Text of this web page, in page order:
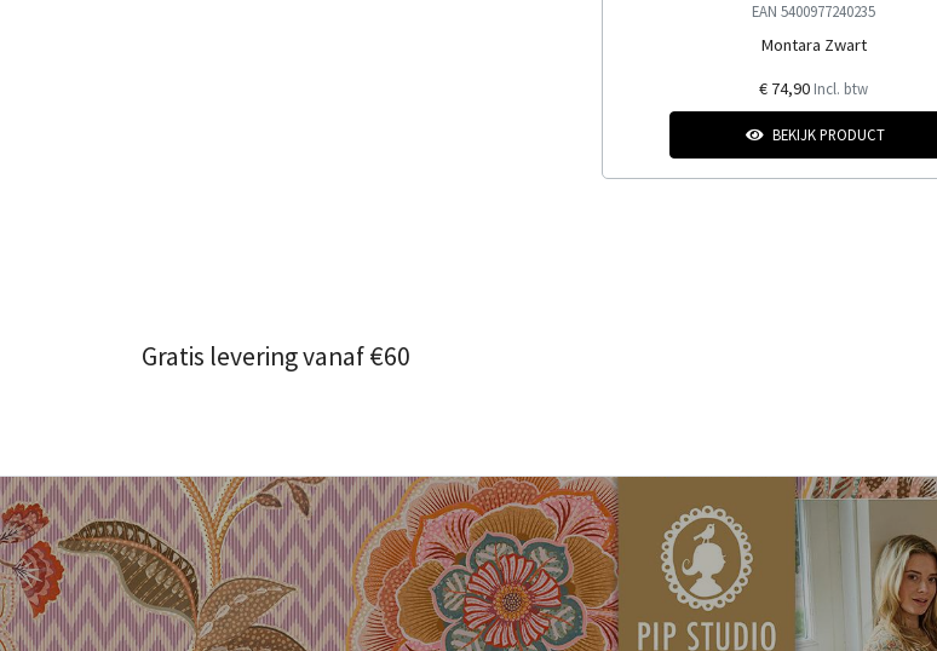
EAN 5400977240235
Montara Zwart
€ 74,90 Incl. btw
BEKIJK PRODUCT
Gratis levering vanaf €60